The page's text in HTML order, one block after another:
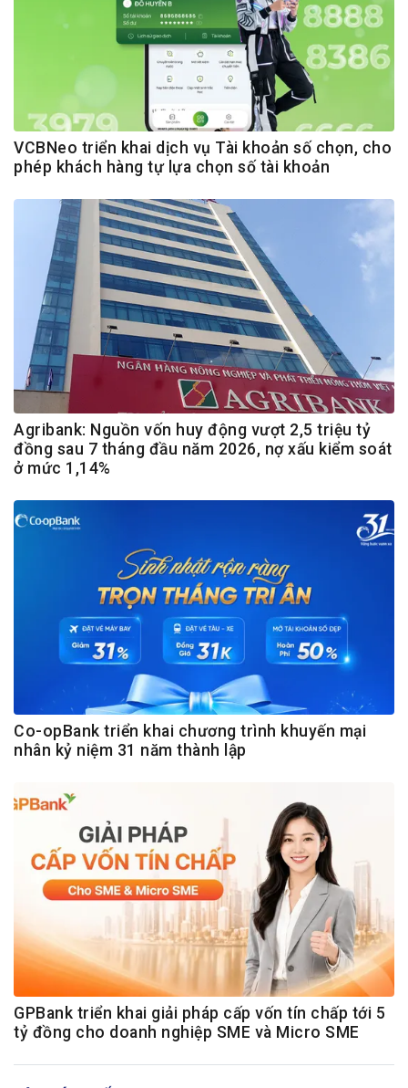
VCBNeo triển khai dịch vụ Tài khoản số chọn, cho
phép khách hàng tự lựa chọn số tài khoản
Agribank: Nguồn vốn huy động vượt 2,5 triệu tỷ
đồng sau 7 tháng đầu năm 2026, nợ xấu kiểm soát
ở mức 1,14%
Co-opBank triển khai chương trình khuyến mại
nhân kỷ niệm 31 năm thành lập
GPBank triển khai giải pháp cấp vốn tín chấp tới 5
tỷ đồng cho doanh nghiệp SME và Micro SME